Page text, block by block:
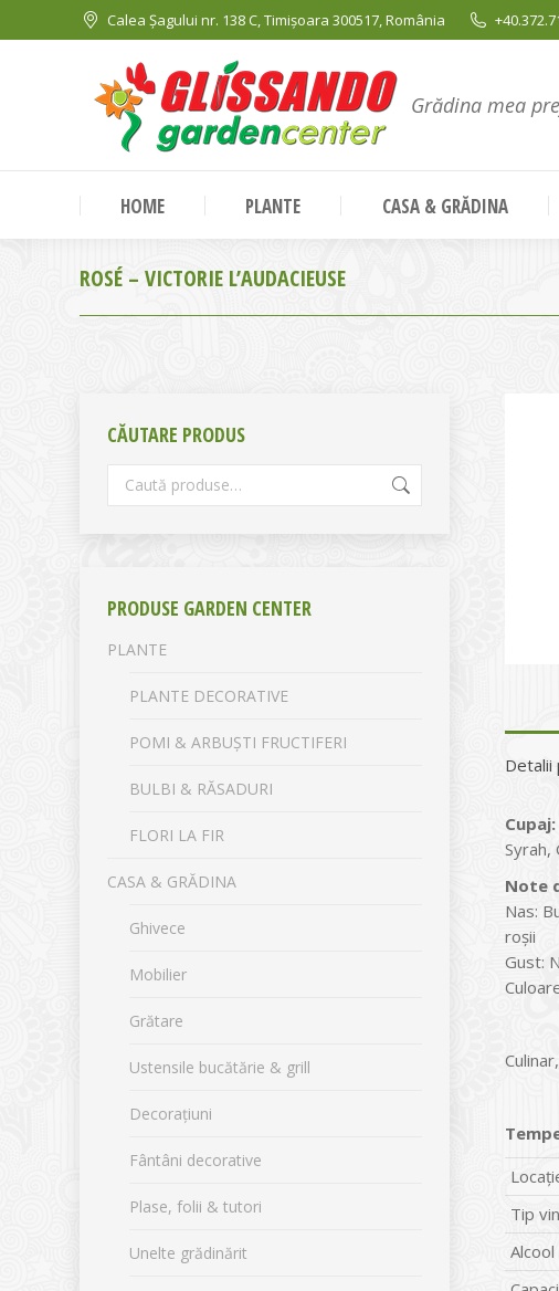
Calea Șagului nr. 138 C, Timișoara 300517, România
Grădina mea
HOME PLANTE CASA & GRĂDINA
ROSÉ – VICTORIE L’AUDACIEUSE
Detalii
Cupaj:
Syrah,
Note
Nas:
roșii
Gust:
Tip vin
Alcool
CĂUTARE PRODUS
PRODUSE GARDEN CENTER
PLANTE
PLANTE DECORATIVE
POMI & ARBUȘTI FRUCTIFERI
BULBI & RĂSADURI
FLORI LA FIR
CASA & GRĂDINA
Ghivece
Mobilier
Grătare
Ustensile bucătărie & grill
Decorațiuni
Fântâni decorative
Plase, folii & tutori
Unelte grădinărit